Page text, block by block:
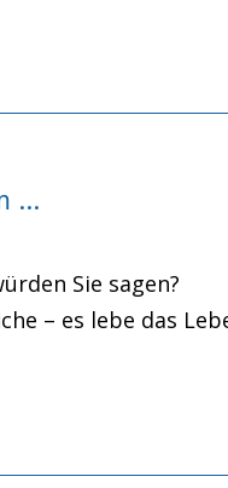
...
Sie sagen?
– es lebe das